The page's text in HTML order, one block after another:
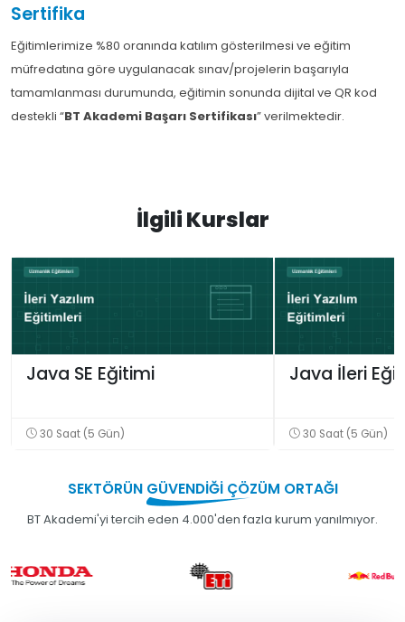
Sertifika
Eğitimlerimize %80 oranında katılım gösterilmesi ve eğitim
müfredatına göre uygulanacak sınav/projelerin başarıyla
tamamlanması durumunda, eğitimin sonunda dijital ve QR kod
destekli “BT Akademi Başarı Sertifikası” verilmektedir.
İlgili Kurslar
Java SE Eğitimi
30 Saat (5 Gün)
Java İleri
30 Saat (5 Gün)
SEKTÖRÜN GÜVENDİĞİÇÖZÜM ORTAĞI
BT Akademi'yi tercih eden 4.000'den fazla kurum yanılmıyor.